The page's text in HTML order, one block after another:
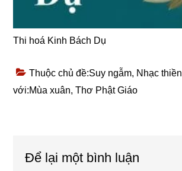
Thi hoá Kinh Bách Dụ
Thuộc chủ đề:Suy ngẫm, Nhạc thiền
với:Mùa xuân,Thơ Phật Giáo
Interactions
Để lại một bình luận